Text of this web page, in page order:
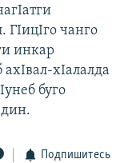
ГIицIго чанго
инкар
ахIвал-хIалалда
буго
Подпишитесь